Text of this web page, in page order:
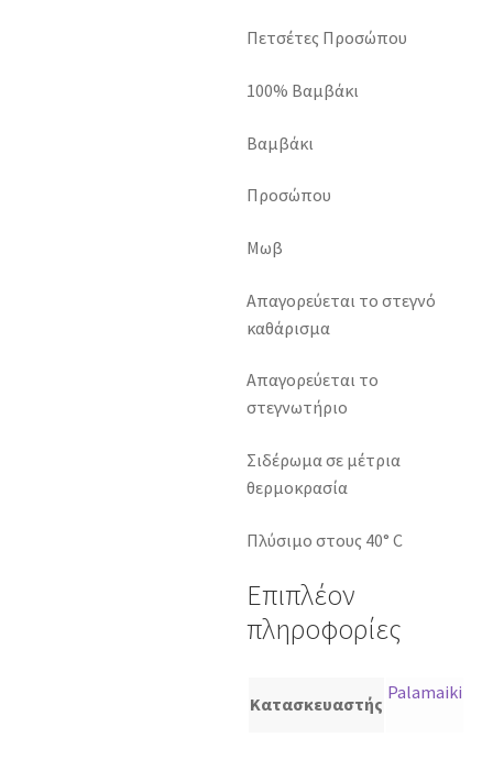
Πετσέτες Προσώπου
100% Βαμβάκι
Βαμβάκι
Προσώπου
Μωβ
Απαγορεύεται το στεγνό
καθάρισμα
Απαγορεύεται το
στεγνωτήριο
Σιδέρωμα σε μέτρια
θερμοκρασία
Πλύσιμο στους 40° C
Επιπλέον
πληροφορίες
Κατασκευαστής
Palamaiki